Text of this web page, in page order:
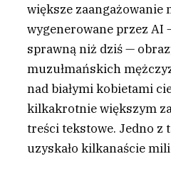
większe zaangażowanie
wygenerowane przez AI
sprawną niż dziś —
muzułmańskich
nad białymi kobietami
kilkakrotnie większym
treści tekstowe. Jedno z
uzyskało kilkanaście